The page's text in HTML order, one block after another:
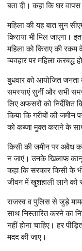
बता दी। कहा कि घर
महिला की यह बात सुन
किराया भी मिल जाएगा।
महिला को किराए की रकम
व्यवहार पर महिला करबद्ध
बुधवार को आयोजित जनता
समस्याएं सुनीं और सभी
लिए अफसरों को निर्देशित
किया कि गरीबों की जमीन
को कब्जा मुक्त कराने के
किसी की जमीन पर अवैध
न जाएं। उनके खिलाफ
कहा कि सरकार किसी के
जीवन में खुशहाली लाने को
राजस्व व पुलिस से जुड़े
साथ निस्तारित करने का
नहीं होना चाहिए। हर
मदद की जाए।